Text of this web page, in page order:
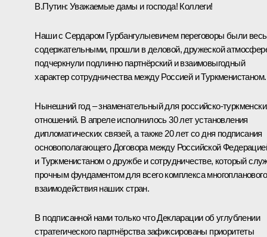
В.Путин: Уважаемые дамы и господа! Коллеги!
Наши с Сердаром Гурбангулыевичем переговоры были
содержательными, прошли в деловой, дружеской
подчеркнули подлинно партнёрский и взаимовыгодный
характер сотрудничества между Россией и Туркменистаном.
Нынешний год – знаменательный для российско-
отношений. В апреле исполнилось 30 лет установления
дипломатических связей, а также 20 лет со дня подписания
основополагающего Договора между Российской
и Туркменистаном о дружбе и сотрудничестве, который
прочным фундаментом для всего комплекса многопланового
взаимодействия наших стран.
В подписанной нами только что Декларации об углублении
стратегического партнёрства зафиксированы приоритеты